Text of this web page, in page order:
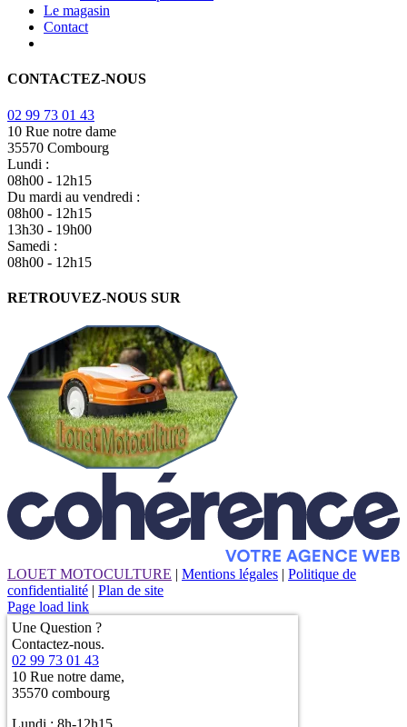
Le magasin
Contact
CONTACTEZ-NOUS
02 99 73 01 43
10 Rue notre dame
35570 Combourg
Lundi :
08h00 - 12h15
Du mardi au vendredi :
08h00 - 12h15
13h30 - 19h00
Samedi :
08h00 - 12h15
RETROUVEZ-NOUS SUR
LOUET MOTOCULTURE | Mentions légales | Politique de
confidentialité | Plan de site
Page load link
Une Question ?
Contactez-nous.
02 99 73 01 43
10 Rue notre dame,
35570 combourg
Lundi : 8h-12h15